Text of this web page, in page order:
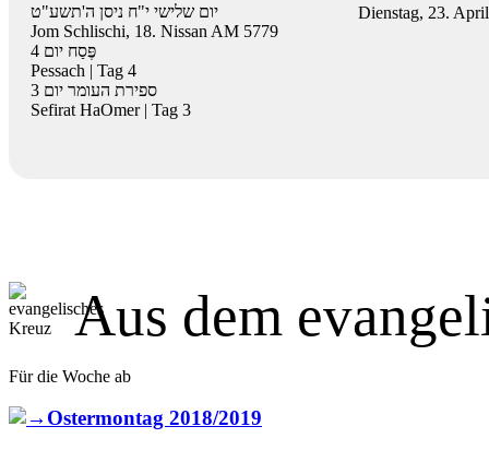
יום שלישי י"ח ניסן ה'תשע"ט
Jom Schlischi, 18. Nissan AM 5779
4 פֶּסַח יום
Pessach | Tag 4
3 ספירת העומר יום
Sefirat HaOmer | Tag 3
Dienstag, 23.
Aus dem
Für die Woche ab
Ostermontag 2018/2019